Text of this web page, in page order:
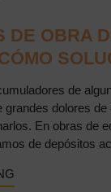
DE OBRA
de
grandes dolores de
En obras de
de depósitos